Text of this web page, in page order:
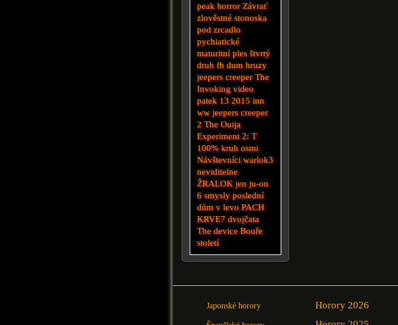
peakhorror Závrať
zlověstné stonoska
podzrcadlo
pychiatické
maturitní ples štvrtý
druh fh dum hruzy
jeepers creeper The
Invoking video
patek 13 2015 inn
ww jeepers creeper
2 The Ouija
Experiment 2: T
100% kruh osmi
Návštevníci warlok3
neviditelne
ŽRALOK jen ju-on
6 smysly poslední
dům v levo PACH
KRVE7 dvojčata
The device Bouře
století
Japonské horory
Horory 2026